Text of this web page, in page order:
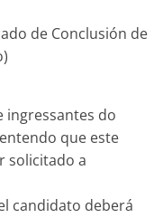
de Conclusión de
ingressantes do
que este
solicitado a
candidato deberá